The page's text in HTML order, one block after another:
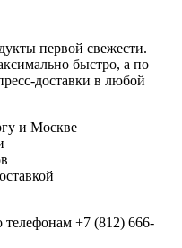
первой свежести.
быстро, а по
доставки в любой
и Москве
телефонам +7 (812) 666-